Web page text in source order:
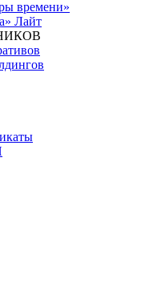
времени»
Лайт